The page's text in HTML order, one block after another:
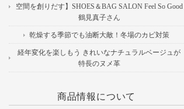
空間を創りだす】SHOES＆BAG SALON Feel So Good
鶴見真子さん
乾燥する季節でも油断大敵！冬場のカビ対策
経年変化を楽しもう きれいなナチュラルベージュが
特長のヌメ革
商品情報について